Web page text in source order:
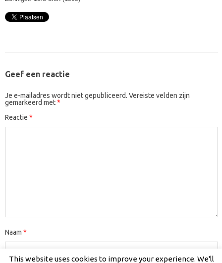
Geef een reactie
Je e-mailadres wordt niet gepubliceerd. Vereiste velden zijn
gemarkeerd met*
Reactie *
Naam *
This website uses cookies to improve your experience. We'll